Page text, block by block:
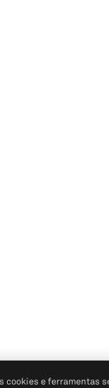
e ferramentas